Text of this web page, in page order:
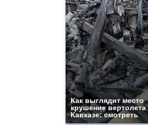
Как выглядит место
крушение вертолета
Кавказе: смотреть